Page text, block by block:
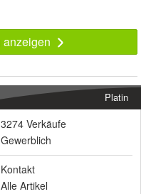
Platin
3274 Verkäufe
Gewerblich
Kontakt
Alle Artikel